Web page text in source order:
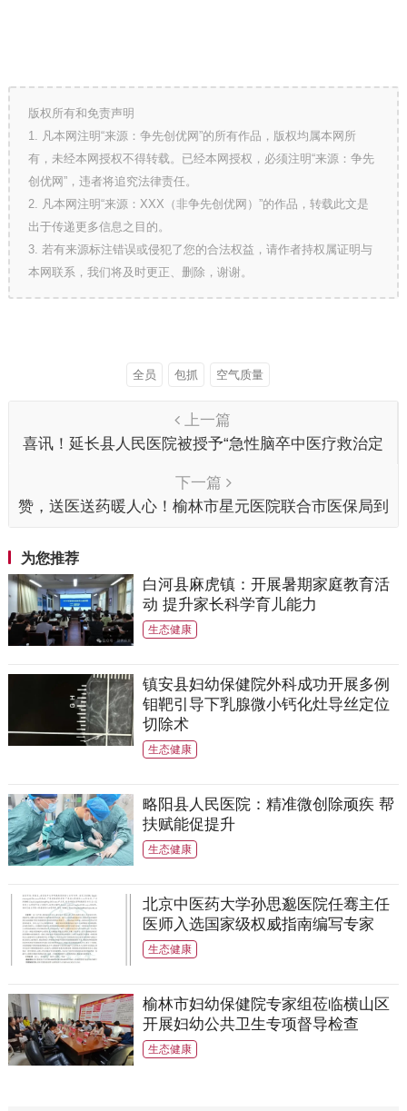
版权所有和免责声明
1. 凡本网注明“来源：争先创优网”的所有作品，版权均属本网所
有，未经本网授权不得转载。已经本网授权，必须注明“来源：争先
创优网”，违者将追究法律责任。
2. 凡本网注明“来源：XXX（非争先创优网）”的作品，转载此文是
出于传递更多信息之目的。
3. 若有来源标注错误或侵犯了您的合法权益，请作者持权属证明与
本网联系，我们将及时更正、删除，谢谢。
全员 包抓 空气质量
上一篇
喜讯！延长县人民医院被授予“急性脑卒中医疗救治定
下一篇
赞，送医送药暖人心！榆林市星元医院联合市医保局到
为您推荐
白河县麻虎镇：开展暑期家庭教育活
动 提升家长科学育儿能力
生态健康
镇安县妇幼保健院外科成功开展多例
钼靶引导下乳腺微小钙化灶导丝定位
切除术
生态健康
略阳县人民医院：精准微创除顽疾 帮
扶赋能促提升
生态健康
北京中医药大学孙思邈医院任骞主任
医师入选国家级权威指南编写专家
生态健康
榆林市妇幼保健院专家组莅临横山区
开展妇幼公共卫生专项督导检查
生态健康